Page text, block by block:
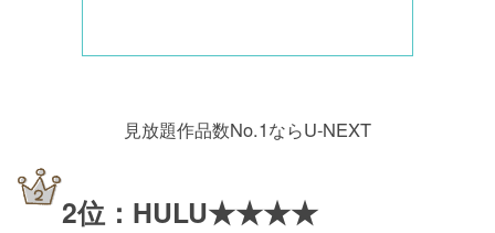
見放題作品数No.1ならU-NEXT
2位：HULU★★★★